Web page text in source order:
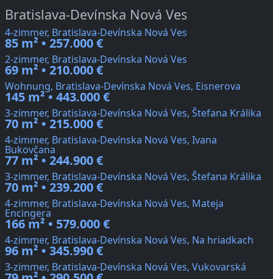
Bratislava-Devínska Nová Ves
4-zimmer, Bratislava-Devínska Nová Ves
85 m² • 257.000 €
2-zimmer, Bratislava-Devínska Nová Ves
69 m² • 210.000 €
Wohnung, Bratislava-Devínska Nová Ves, Eisnerova
145 m² • 443.000 €
3-zimmer, Bratislava-Devínska Nová Ves, Štefana Králika
70 m² • 215.000 €
4-zimmer, Bratislava-Devínska Nová Ves, Ivana
Bukovčana
77 m² • 244.900 €
3-zimmer, Bratislava-Devínska Nová Ves, Štefana Králika
70 m² • 239.200 €
4-zimmer, Bratislava-Devínska Nová Ves, Mateja
Encingera
166 m² • 579.000 €
4-zimmer, Bratislava-Devínska Nová Ves, Na hriadkach
96 m² • 345.990 €
3-zimmer, Bratislava-Devínska Nová Ves, Vukovarská